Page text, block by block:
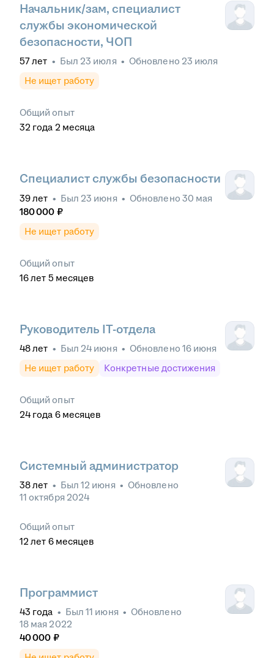
Начальник/зам, специалист
службы экономической
безопасности, ЧОП
57лет • Был 23 июля • Обновлено 23 июля
Не ищет работу
Общий опыт
32 года 2 месяца
Специалист службы безопасности
39лет • Был 23 июня • Обновлено 30 мая
180 000 ₽
Не ищет работу
Общий опыт
16лет 5 месяцев
Руководитель IT-отдела
48лет • Был 24 июня • Обновлено 16 июня
Не ищет работу
Конкретные достижения
Общий опыт
24 года 6 месяцев
Системный администратор
38лет • Был 12 июня • Обновлено
11 октября 2024
Общий опыт
12 лет 6 месяцев
Программист
43 года • Был 11 июня • Обновлено
18 мая 2022
40 000 ₽